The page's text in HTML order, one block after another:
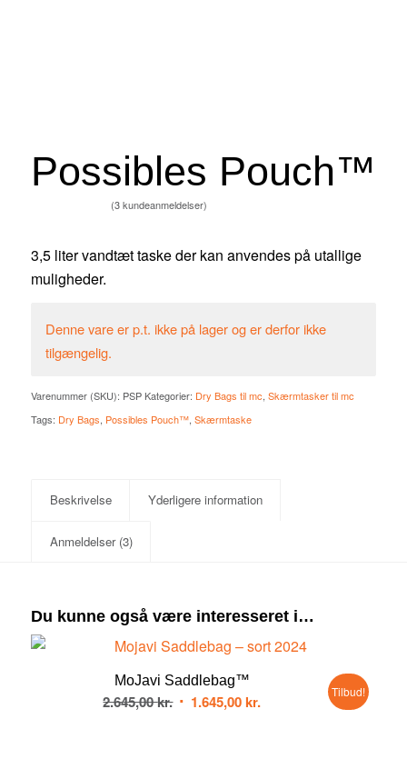
Possibles Pouch™
ud af 5
baseret på
kundebedømmelser
(3kundeanmeldelser)
3,5 liter vandtæt taske der kan anvendes på utallige
muligheder.
Denne vare er p.t. ikke på lager og er derfor ikke
tilgængelig.
Varenummer (SKU): PSP Kategorier: Dry Bags til mc, Skærmtasker til mc
Tags: Dry Bags, Possibles Pouch™, Skærmtaske
Beskrivelse Yderligere information
Anmeldelser (3)
Du kunne også være interesseret i…
4.00
MoJavi Saddlebag™
2.645,00kr. Den1.645,00kr.Den
Tilbud!